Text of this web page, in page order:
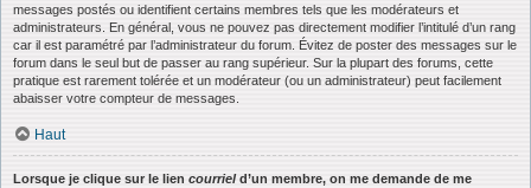
messages postés ou identifient certains membres tels que les modérateurs et
administrateurs. En général, vous ne pouvez pas directement modifier l’intitulé d’un rang
car il est paramétré par l’administrateur du forum. Évitez de poster des messages sur le
forum dans le seul but de passer au rang supérieur. Sur la plupart des forums, cette
pratique est rarement tolérée et un modérateur (ou un administrateur) peut facilement
abaisser votre compteur de messages.
Haut
Lorsque je clique sur le lien courrield’un membre, on me demande de me